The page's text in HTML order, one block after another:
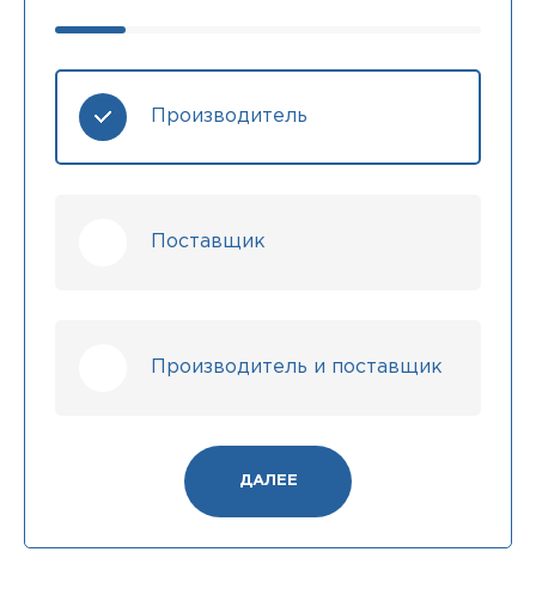
Производитель
Поставщик
Производитель и поставщик
ДАЛЕЕ